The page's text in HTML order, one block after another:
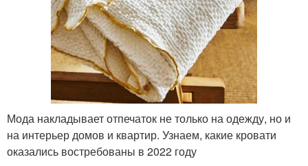
Мода накладывает отпечаток не только на одежду, но и
на интерьер домов и квартир. Узнаем, какие кровати
оказались востребованы в 2022 году